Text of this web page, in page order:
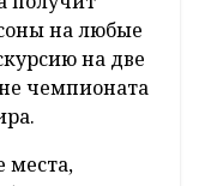
на любые
на две
чемпионата
места,